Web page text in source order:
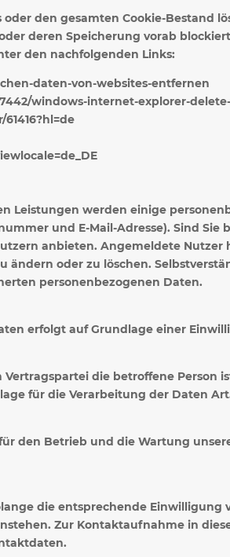
den gesamten Cookie-Bestand
deren Speicherung vorab
den nachfolgenden Links:
daten-von-websites-entfernen
windows-internet-explorer-
Leistungen werden einige
und E-Mail-Adresse). Sind Sie
anbieten. Angemeldete Nutzer
ändern oder zu löschen.
personenbezogenen Daten.
erfolgt auf Grundlage einer
die betroffene Person
für die Verarbeitung der Daten Art.
den Betrieb und die Wartung
die entsprechende Einwilligung
Zur Kontaktaufnahme in